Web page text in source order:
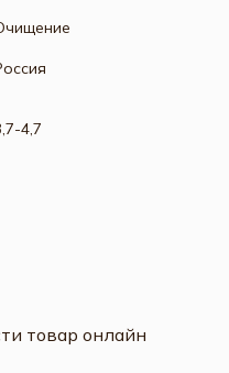
4,7
товар онлайн